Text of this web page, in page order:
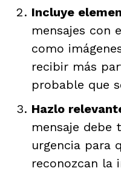
Incluye
mensajes con
como
recibir más
probable que
Hazlo
mensaje debe
urgencia para
reconozcan la